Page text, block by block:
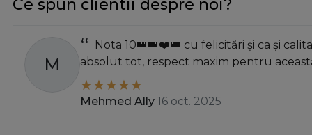
Ce spun clientii despre noi?
M
Nota 10👑👑❤️👑 cu felicitări și ca și
absolut tot, respect maxim pentru
Mehmed Ally 16 oct. 2025